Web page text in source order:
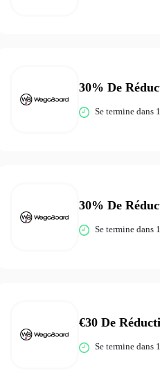
30% De
Se termine dans
30% De
Se termine dans
€30 De
Se termine dans